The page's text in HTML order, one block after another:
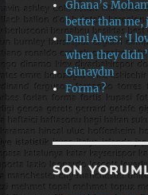
Ghana’s
better than me,
Dani Alves: ‘I
when they
Günaydın
Forma ?
SON